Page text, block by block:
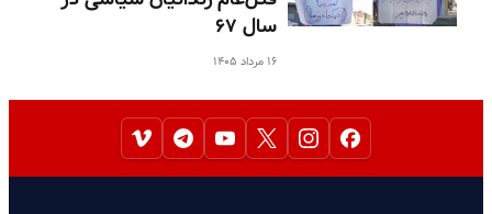
سال ۶۷
۱۶ مرداد ۱۴۰۵